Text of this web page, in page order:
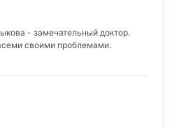
- замечательный доктор.
своими проблемами.